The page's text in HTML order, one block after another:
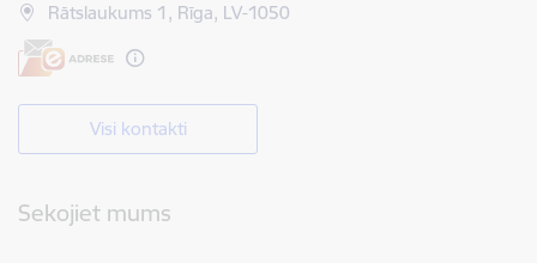
Rātslaukums 1, Rīga, LV-1050
Visi kontakti
Sekojiet mums